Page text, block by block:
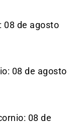
08 de agosto
08 de agosto
08 de